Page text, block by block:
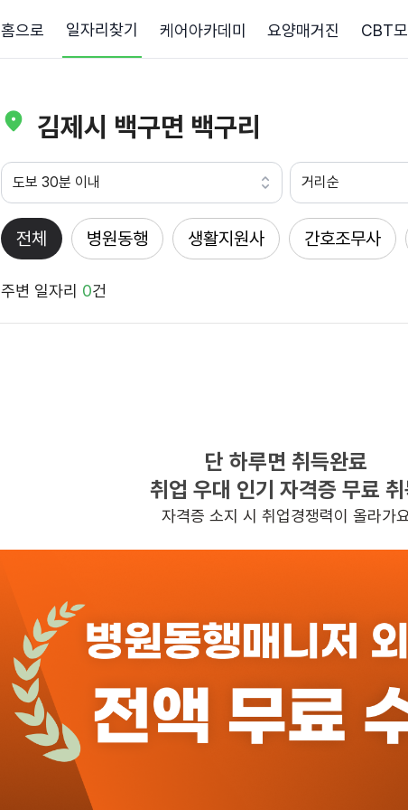
홈으로 일자리찾기 케어아카데미 요양매거진 CBT
김제시 백구면 백구리
도보 30분 이내 거리순
전체 병원동행 생활지원사 간호조무사
주변 일자리 0건
찾으시는 조건의 일자리가 없습니다
더욱더 노력하는 케어파트너가 되겠습니다.
단 하루면 취득완료
취업 우대 인기 자격증 무료
자격증 소지 시 취업경쟁력이 올라가